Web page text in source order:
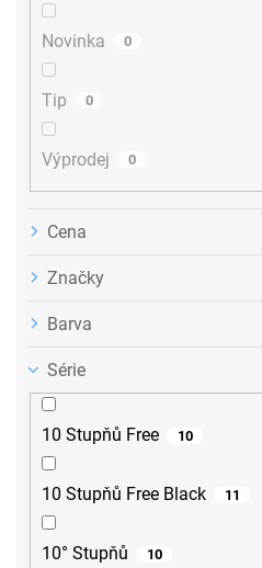
Novinka 0
Tip 0
Výprodej 0
Cena
Značky
Barva
Série
10 Stupňů Free 10
10 Stupňů Free Black 11
10° Stupňů 10